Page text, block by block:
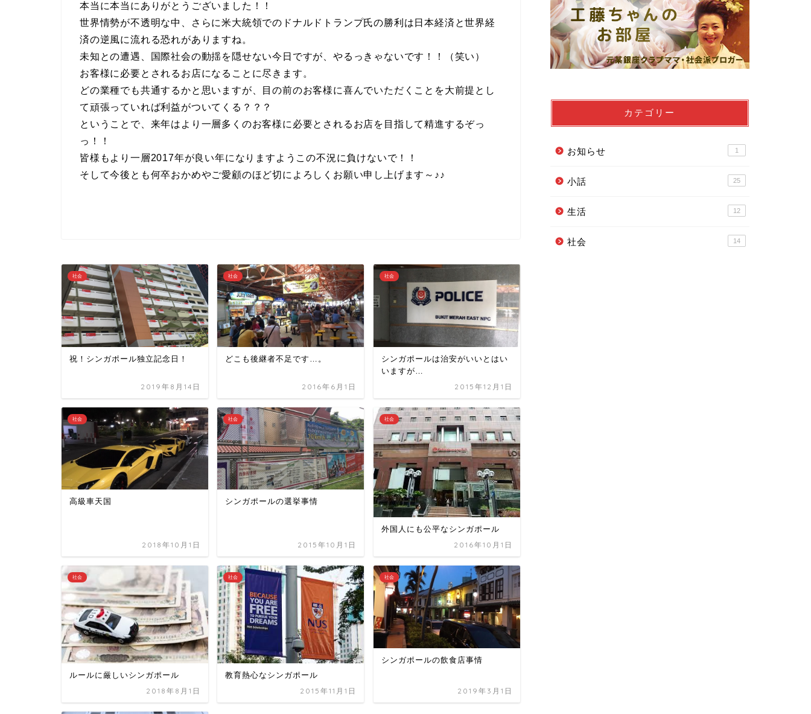
本当に本当にありがとうございました！！
世界情勢が不透明な中、さらに米大統領でのドナルドトランプ氏の勝利は日本経済と世界経
済の逆風に流れる恐れがありますね。
未知との遭遇、国際社会の動揺を隠せない今日ですが、やるっきゃないです！！（笑い）
お客様に必要とされるお店になることに尽きます。
どの業種でも共通するかと思いますが、目の前のお客様に喜んでいただくことを大前提とし
て頑張っていれば利益がついてくる？？？
ということで、来年はより一層多くのお客様に必要とされるお店を目指して精進するぞっ
っ！！
皆様もより一層2017年が良い年になりますようこの不況に負けないで！！
そして今後とも何卒おかめやご愛顧のほど切によろしくお願い申し上げます～♪♪
社会
祝！シンガポール独立記念日！
2019年8月14日
社会
どこも後継者不足です…。
2016年6月1日
社会
シンガポールは治安がいいとはい
いますが…
2015年12月1日
社会
高級車天国
2018年10月1日
社会
シンガポールの選挙事情
2015年10月1日
社会
外国人にも公平なシンガポール
2016年10月1日
社会
ルールに厳しいシンガポール
2018年8月1日
社会
教育熱心なシンガポール
2015年11月1日
社会
シンガポールの飲食店事情
2019年3月1日
カテゴリー
お知らせ 1
小話 25
生活 12
社会 14